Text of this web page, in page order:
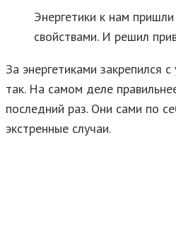
Энергетики к нам
свойствами. И решил
За энергетиками закрепился
так. На самом деле
последний раз. Они сами по
экстренные случаи.